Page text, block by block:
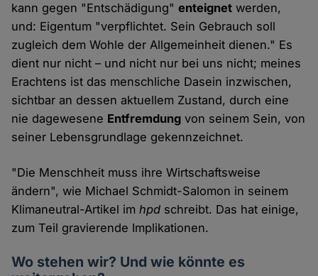
kann gegen "Entschädigung"enteignet werden,
und: Eigentum "verpflichtet. Sein Gebrauch soll
zugleich dem Wohle der Allgemeinheit dienen." Es
dient nur nicht – und nicht nur bei uns nicht; meines
Erachtens ist das menschliche Dasein inzwischen,
sichtbar an dessen aktuellem Zustand, durch eine
nie dagewesene Entfremdung von seinem Sein, von
seiner Lebensgrundlage gekennzeichnet.
"Die Menschheit muss ihre Wirtschaftsweise
ändern", wie Michael Schmidt-Salomon in seinem
Klimaneutral-Artikel imhpd schreibt. Das hat einige,
zum Teil gravierende Implikationen.
Wo stehen wir? Und wie könnte es